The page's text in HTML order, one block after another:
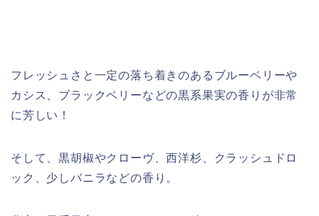
フレッシュさと一定の落ち着きのあるブルーベリーや
カシス、ブラックベリーなどの黒系果実の香りが非常
に芳しい！
そして、黒胡椒やクローヴ、西洋杉、クラッシュドロ
ック、少しバニラなどの香り。